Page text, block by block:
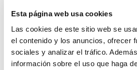
Esta página web usa cookies
Las cookies de este sitio web se
el contenido y los anuncios, ofrecer
sociales y analizar el tráfico.
información sobre el uso que haga